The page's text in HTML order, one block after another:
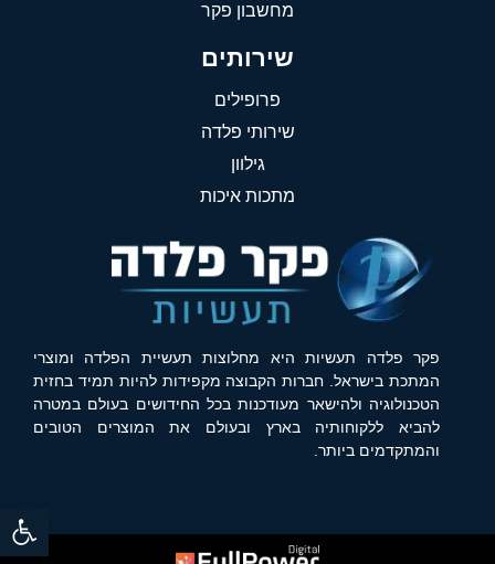
פתח
פקר פלדה תעשיות היא מחלוצות תעשיית הפלדה ומוצרי
המתכת בישראל. חברות הקבוצה מקפידות להיות תמיד בחזית
הטכנולוגיה ולהישאר מעודכנות בכל החידושים בעולם במטרה
להביא ללקוחותיה בארץ ובעולם את המוצרים הטובים
והמתקדמים ביותר.
שירותים
פרופילים
שירותי פלדה
גילוון
מתכות איכות
מחשבון פקר